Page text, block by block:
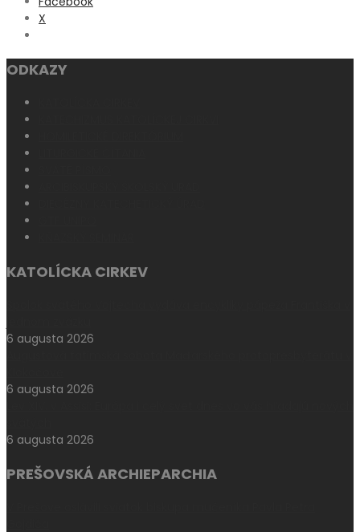
X
ODKAZY
KATOLÍCKA CIRKEV
6 augusta 2026
6 augusta 2026
6 augusta 2026
PREŠOVSKÁ ARCHIEPARCHIA